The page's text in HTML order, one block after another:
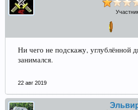
Ни чего не подскажу, углублённой
занимался.
22 авг 2019